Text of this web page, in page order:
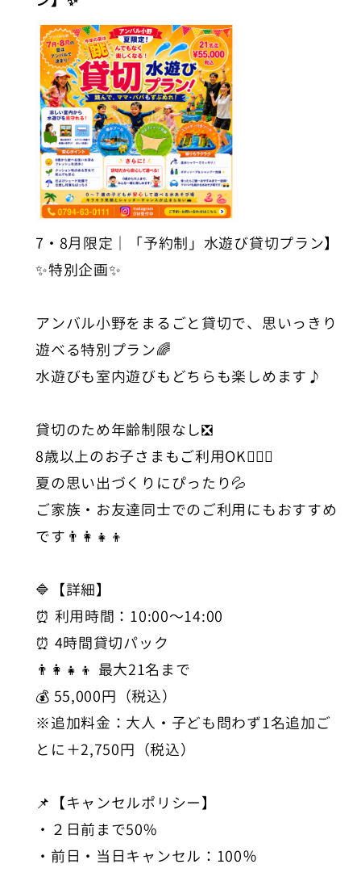
7・8月限定｜「予約制」水遊び貸切プラン】
✨特別企画✨
アンバル小野をまるごと貸切で、思いっきり
遊べる特別プラン🌈
水遊びも室内遊びもどちらも楽しめます♪
貸切のため年齢制限なし❎
8歳以上のお子さまもご利用OK🙆🏻‍♀️
夏の思い出づくりにぴったり💦
ご家族・お友達同士でのご利用にもおすすめ
です👨‍👩‍👧‍👦
🔷【詳細】
⏰ 利用時間：10:00〜14:00
⏰ 4時間貸切パック
👨‍👩‍👧‍👦 最大21名まで
💰 55,000円（税込）
※追加料金：大人・子ども問わず1名追加ご
とに＋2,750円（税込）
📌【キャンセルポリシー】
・２日前まで50%
・前日・当日キャンセル：100％